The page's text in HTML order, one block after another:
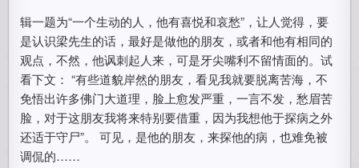
辑一题为“一个生动的人，他有喜悦和哀愁”，让人觉得，要
是认识梁先生的话，最好是做他的朋友，或者和他有相同的
观点，不然，他讽刺起人来，可是牙尖嘴利不留情面的。试
看下文： “有些道貌岸然的朋友，看见我就要脱离苦海，不
免悟出许多佛门大道理，脸上愈发严重，一言不发，愁眉苦
脸，对于这朋友我将来特别要借重，因为我想他于探病之外
还适于守尸”。 可见，是他的朋友，来探他的病，也难免被
调侃的……